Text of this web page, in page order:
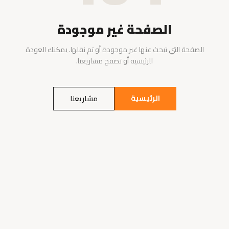
الصفحة غير موجودة
الصفحة التي تبحث عنها غير موجودة أو تم نقلها. يمكنك العودة
للرئيسية أو تصفح مشاريعنا.
الرئيسية مشاريعنا